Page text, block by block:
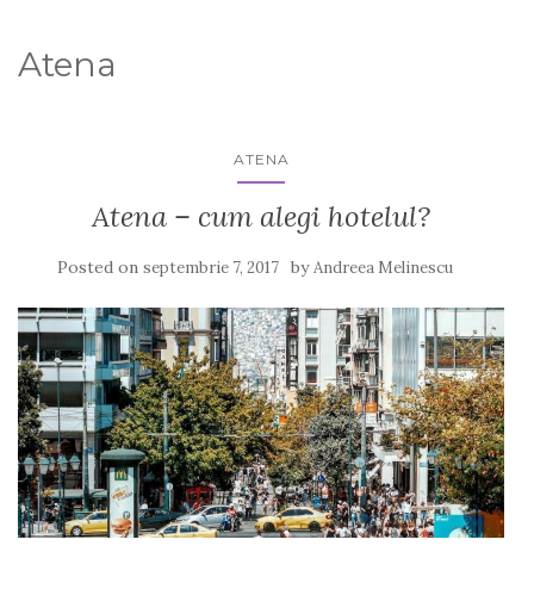
Atena
ATENA
Atena – cum alegi hotelul?
Posted on septembrie 7, 2017 byAndreea Melinescu